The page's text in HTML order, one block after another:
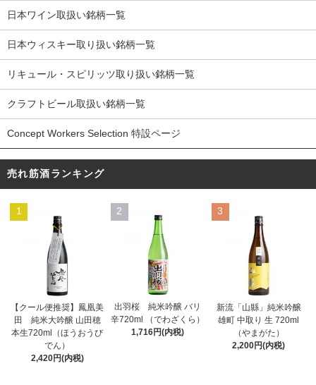
日本ワイン取扱い銘柄一覧
日本ウィスキー取り扱い銘柄一覧
リキュール・スピリッツ取り扱い銘柄一覧
クラフトビール取扱い銘柄一覧
Concept Workers Selection 特設ページ
売れ筋酒ランキング
1
【クール便推奨】鳳凰美
田 純米大吟醸 山田穂
本生720ml（ほうおうび
でん）
2,420円(内税)
2
出羽桜 純米吟醸 バリ
辛720ml （でわざくら）
1,716円(内税)
3
新流「山縣」純米吟醸
雄町 中取り 生 720ml
（やまがた）
2,200円(内税)